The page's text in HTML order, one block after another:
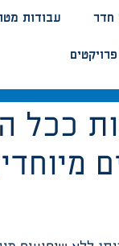
עבודות חדר
ככל